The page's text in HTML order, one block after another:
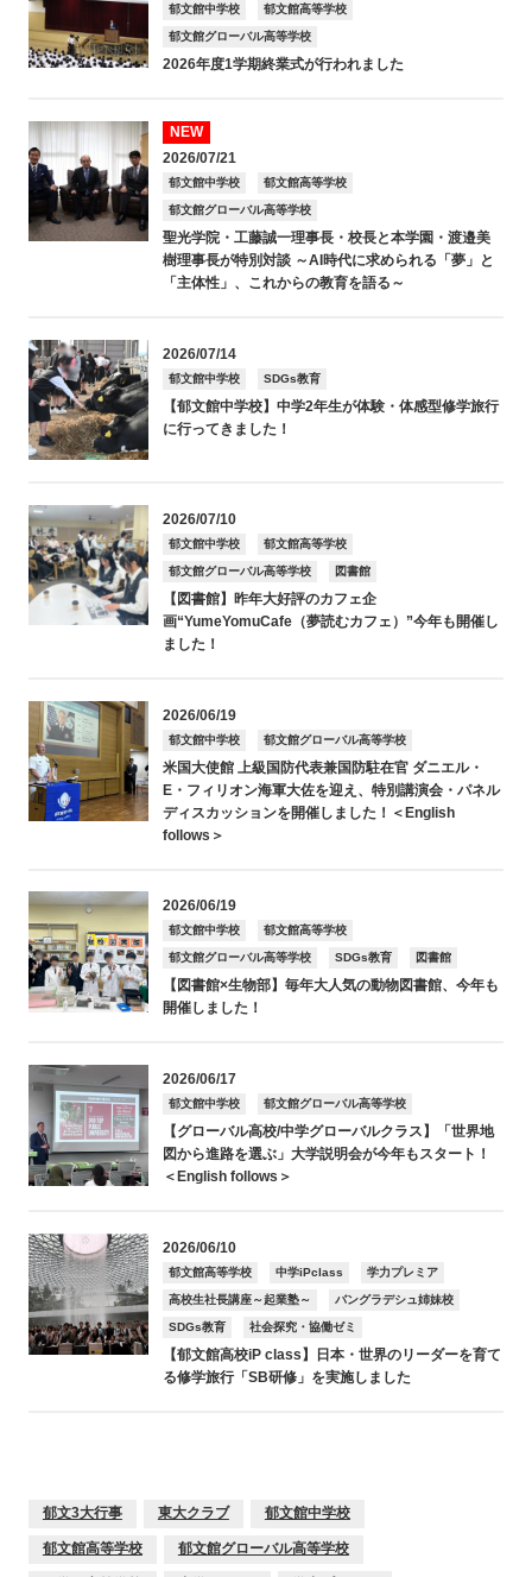
郁文館中学校 郁文館高等学校
郁文館グローバル高等学校
2026年度1学期終業式が行われました
NEW
2026/07/21
郁文館中学校 郁文館高等学校
郁文館グローバル高等学校
聖光学院・工藤誠一理事長・校長と本学園・渡邉美
樹理事長が特別対談 ～AI時代に求められる「夢」と
「主体性」、これからの教育を語る～
2026/07/14
郁文館中学校 SDGs教育
【郁文館中学校】中学2年生が体験・体感型修学旅行
に行ってきました！
2026/07/10
郁文館中学校 郁文館高等学校
郁文館グローバル高等学校 図書館
【図書館】昨年大好評のカフェ企
画“YumeYomuCafe（夢読むカフェ）”今年も開催し
ました！
2026/06/19
郁文館中学校 郁文館グローバル高等学校
米国大使館 上級国防代表兼国防駐在官 ダニエル・
E・フィリオン海軍大佐を迎え、特別講演会・パネル
ディスカッションを開催しました！＜English
follows＞
2026/06/19
郁文館中学校 郁文館高等学校
郁文館グローバル高等学校 SDGs教育 図書館
【図書館×生物部】毎年大人気の動物図書館、今年も
開催しました！
2026/06/17
郁文館中学校 郁文館グローバル高等学校
【グローバル高校/中学グローバルクラス】「世界地
図から進路を選ぶ」大学説明会が今年もスタート！
＜English follows＞
2026/06/10
郁文館高等学校 中学iPclass 学力プレミア
高校生社長講座～起業塾～ バングラデシュ姉妹校
SDGs教育 社会探究・協働ゼミ
【郁文館高校iP class】日本・世界のリーダーを育て
る修学旅行「SB研修」を実施しました
郁文3大行事 東大クラブ 郁文館中学校
郁文館高等学校 郁文館グローバル高等学校